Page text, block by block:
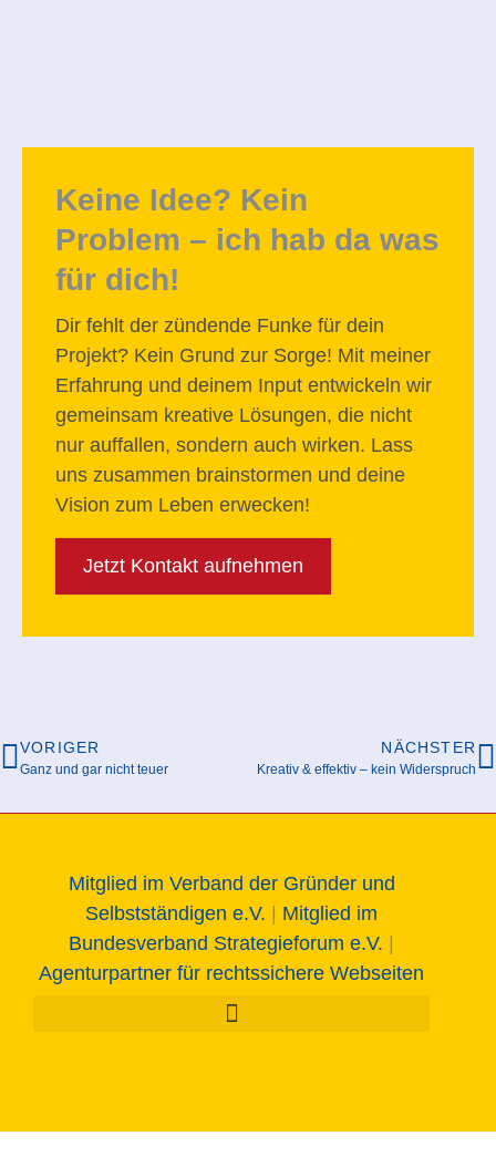
Keine Idee? Kein
Problem – ich hab da was
für dich!
Dir fehlt der zündende Funke für dein
Projekt? Kein Grund zur Sorge! Mit meiner
Erfahrung und deinem Input entwickeln wir
gemeinsam kreative Lösungen, die nicht
nur auffallen, sondern auch wirken. Lass
uns zusammen brainstormen und deine
Vision zum Leben erwecken!
Jetzt Kontakt aufnehmen
VORIGER
Ganz und gar nicht teuer
NÄCHSTER
Kreativ & effektiv – kein Widerspruch
Mitglied im Verband der Gründer und
Selbstständigen e.V.
Mitglied im
Bundesverband Strategieforum e.V.
Agenturpartner für rechtssichere Webseiten